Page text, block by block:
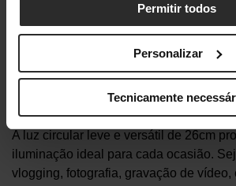
Permitir todos
Personalizar
Tecnicamente
Ring Light
A luz circular leve e versátil de 26cm
iluminação ideal para cada ocasião.
vlogging, fotografia, gravação de vídeo,